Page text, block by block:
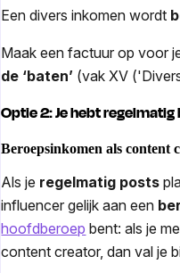
Een divers inkomen wordt
Maak een factuur op voor
de ‘baten’ (vak XV
Optie 2: Je hebt
Beroepsinkomen als content
Als je regelmatig posts
influencer gelijk aan een
hoofdberoep bent: als je
content creator, dan val je